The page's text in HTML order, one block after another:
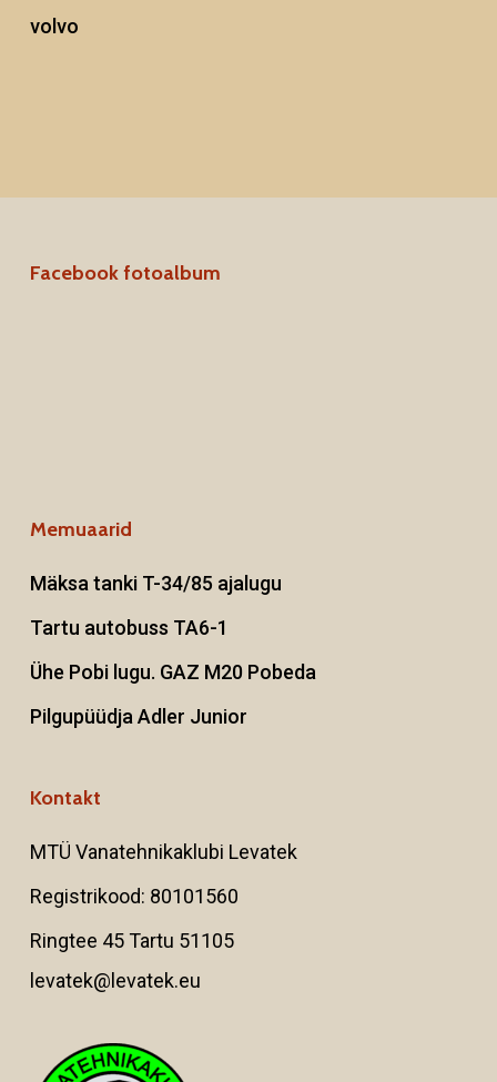
volvo
Facebook fotoalbum
Memuaarid
Mäksa tanki T-34/85 ajalugu
Tartu autobuss TA6-1
Ühe Pobi lugu. GAZ M20 Pobeda
Pilgupüüdja Adler Junior
Kontakt
MTÜ Vanatehnikaklubi Levatek
Registrikood: 80101560
Ringtee 45 Tartu 51105
levatek@levatek.eu